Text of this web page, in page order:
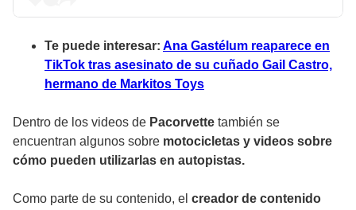
Te puede interesar: Ana Gastélum reaparece en
TikTok tras asesinato de su cuñado Gail Castro,
hermano de Markitos Toys
Dentro de los videos de Pacorvette también se
encuentran algunos sobre motocicletas y videos sobre
cómo pueden utilizarlas en autopistas.
Como parte de su contenido, el creador de contenido